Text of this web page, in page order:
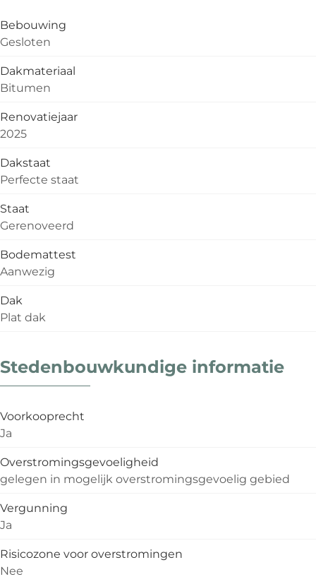
Bebouwing
Gesloten
Dakmateriaal
Bitumen
Renovatiejaar
2025
Dakstaat
Perfecte staat
Staat
Gerenoveerd
Bodemattest
Aanwezig
Dak
Plat dak
Stedenbouwkundige informatie
Voorkooprecht
Ja
Overstromingsgevoeligheid
gelegen in mogelijk overstromingsgevoelig gebied
Vergunning
Ja
Risicozone voor overstromingen
Nee